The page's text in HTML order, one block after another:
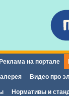
Реклама на портале
Видео про
Нормативы и